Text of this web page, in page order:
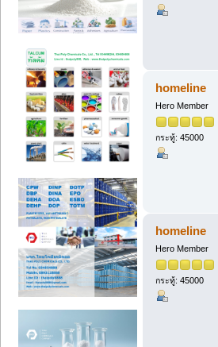
homeline
Hero Member
กระทู้: 45000
homeline
Hero Member
กระทู้: 45000